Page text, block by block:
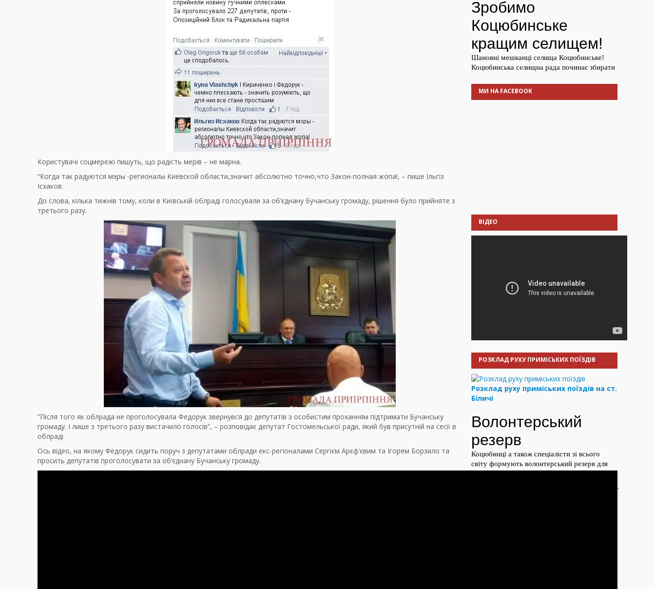
Користувачі соцмережі пишуть, що радість мерів – не марна.
“Когда так радуются мэры -регионалы Киевской области,значит абсолютно точно,что Закон-полная жопа!, – пише Ільгіз
Ісхаков.
До слова, кілька тижнів тому, коли в Київській облраді голосували за об’єднану Бучанську громаду, рішення було прийняте з
третього разу.
“Після того як облрада не проголосувала Федорук звернувся до депутатів з особистим проханням підтримати Бучанську
громаду. І лише з третього разу вистачило голосів”, – розповідає депутат Гостомельської ради, який був присутній на сесії в
облраді.
Ось відео, на якому Федорук сидить поруч з депутатами облради екс-регіоналами Сергієм Арєф’євим та Ігорем Борзило та
просить депутатів проголосувати за об’єднану Бучанську громаду.
МИ НА FACEBOOK
ВІДЕО
РОЗКЛАД РУХУ ПРИМІСЬКИХ ПОЇЗДІВ
Розклад руху приміських поїздів на ст.
Біличі